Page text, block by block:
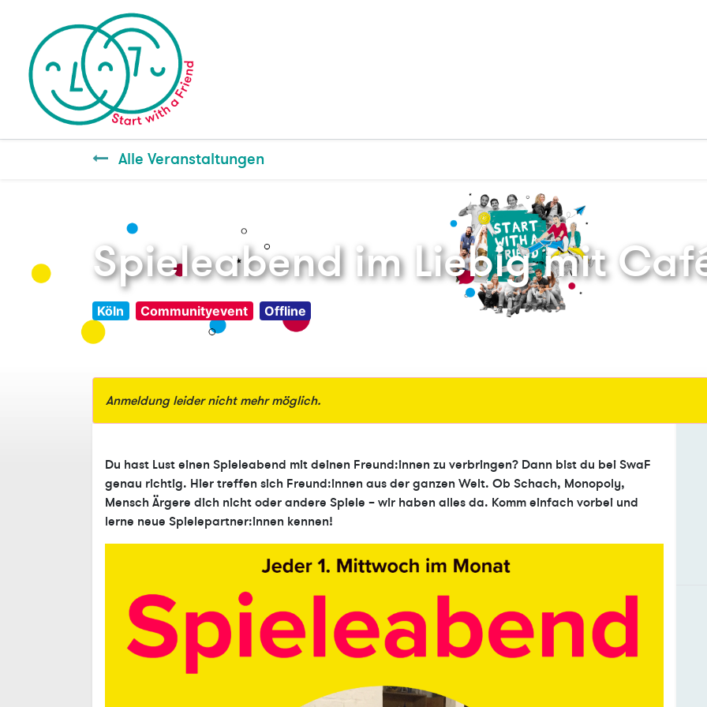
Alle Veranstaltungen
Spieleabend im Liebig mit
Köln Communityevent Offline
Anmeldung leider nicht mehr möglich.
Du hast Lust einen Spieleabend mit deinen Freund:innen zu verbringen? Dann bist du bei SwaF
genau richtig. Hier treffen sich Freund:innen aus der ganzen Welt. Ob Schach, Monopoly,
Mensch Ärgere dich nicht oder andere Spiele – wir haben alles da. Komm einfach vorbei und
lerne neue Spielepartner:innen kennen!